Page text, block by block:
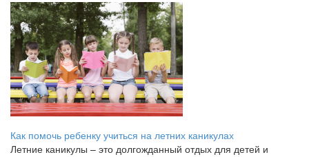
Как помочь ребенку учиться на летних каникулах
Летние каникулы – это долгожданный отдых для детей и